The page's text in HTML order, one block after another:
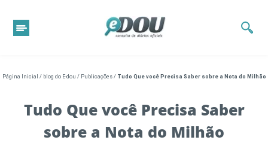
Página Inicial / blog do E-dou / Publicações/ Tudo Que você Precisa Saber sobre a Nota do Milhão
Tudo Que você Precisa Saber
sobre a Nota do Milhão